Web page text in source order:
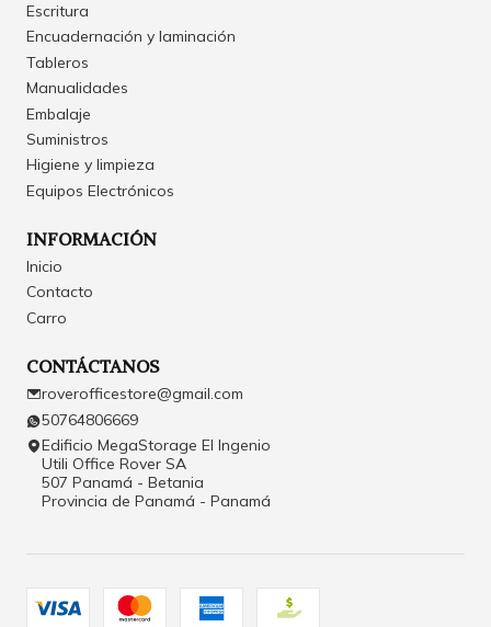
Escritura
Encuadernación y laminación
Tableros
Manualidades
Embalaje
Suministros
Higiene y limpieza
Equipos Electrónicos
INFORMACIÓN
Inicio
Contacto
Carro
CONTÁCTANOS
roverofficestore@gmail.com
50764806669
Edificio MegaStorage El Ingenio
Utili Office Rover SA
507 Panamá - Betania
Provincia de Panamá - Panamá